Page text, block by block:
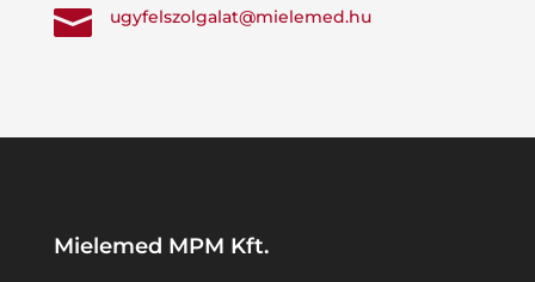
 ugyfelszolgalat@mielemed.hu
Mielemed MPM Kft.